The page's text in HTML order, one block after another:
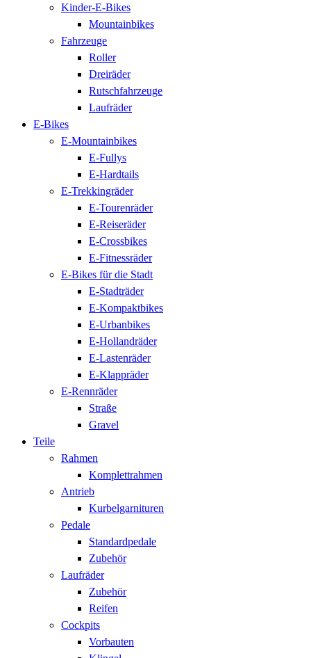
Kinder-E-Bikes
Mountainbikes
Fahrzeuge
Roller
Dreiräder
Rutschfahrzeuge
Laufräder
E-Bikes
E-Mountainbikes
E-Fullys
E-Hardtails
E-Trekkingräder
E-Tourenräder
E-Reiseräder
E-Crossbikes
E-Fitnessräder
E-Bikes für die Stadt
E-Stadträder
E-Kompaktbikes
E-Urbanbikes
E-Hollandräder
E-Lastenräder
E-Klappräder
E-Rennräder
Straße
Gravel
Teile
Rahmen
Komplettrahmen
Antrieb
Kurbelgarnituren
Pedale
Standardpedale
Zubehör
Laufräder
Zubehör
Reifen
Cockpits
Vorbauten